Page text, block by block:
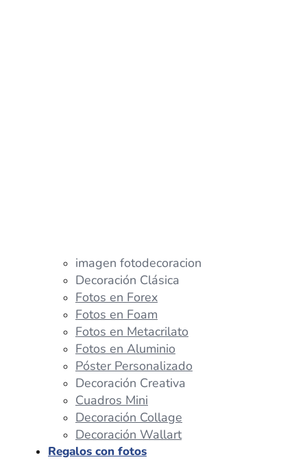
imagen fotodecoracion
Decoración Clásica
Fotos en Forex
Fotos en Foam
Fotos en Metacrilato
Fotos en Aluminio
Póster Personalizado
Decoración Creativa
Cuadros Mini
Decoración Collage
Decoración Wallart
Regalos con fotos